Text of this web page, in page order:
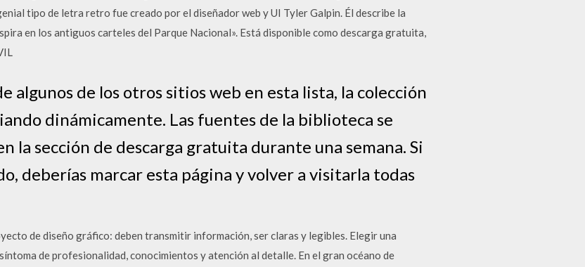
tipo de letra retro fue creado por el diseñador web y UI Tyler Galpin. Él describe la
en los antiguos carteles del Parque Nacional». Está disponible como descarga gratuita,
de los otros sitios web en esta lista, la colección
dinámicamente. Las fuentes de la biblioteca se
la sección de descarga gratuita durante una semana. Si
deberías marcar esta página y volver a visitarla todas
de diseño gráfico: deben transmitir información, ser claras y legibles. Elegir una
de profesionalidad, conocimientos y atención al detalle. En el gran océano de